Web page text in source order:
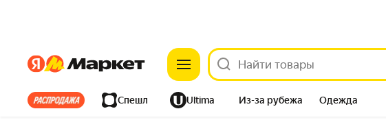
ЯндексЯндекс
Все хиты Спешл Ultima Из-за рубежа Одежда